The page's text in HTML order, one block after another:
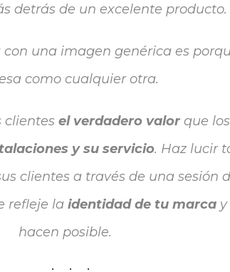
detrás de un excelente producto.
una imagen genérica es
como cualquier otra.
clientes el verdadero valorque
y su servicio. Haz lucir
clientes a través de una sesión
refleje la identidad de tu marca
hacen posible.